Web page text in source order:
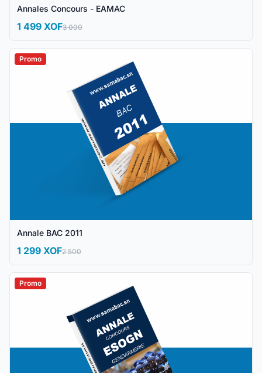
Annales Concours - EAMAC
1 499 XOF3 000
Promo
Annale BAC 2011
1 299 XOF2 500
Promo